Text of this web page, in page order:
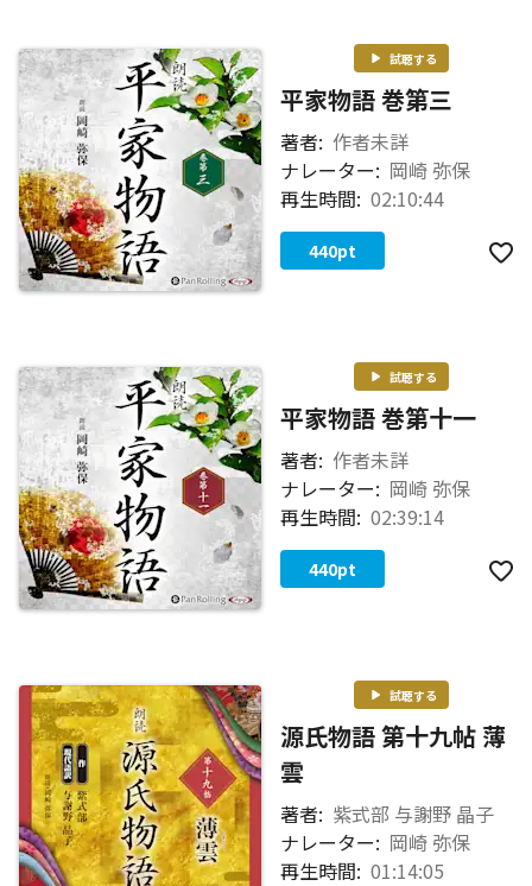
試聴する
平家物語 巻第三
著者: 作者未詳
ナレーター: 岡崎 弥保
再生時間: 02:10:44
440pt
試聴する
平家物語 巻第十一
著者: 作者未詳
ナレーター: 岡崎 弥保
再生時間: 02:39:14
440pt
試聴する
源氏物語 第十九帖 薄
雲
著者: 紫式部 与謝野 晶子
ナレーター: 岡崎 弥保
再生時間: 01:14:05